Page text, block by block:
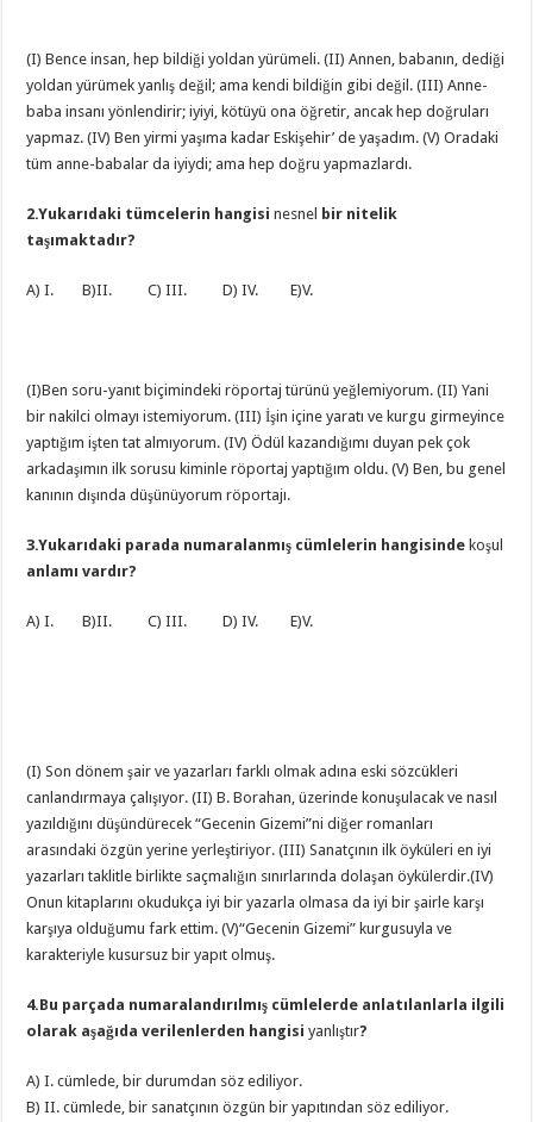
(I) Bence insan, hep bildiği yoldan yürümeli. (II) Annen, babanın, dediği
yoldan yürümek yanlış değil; ama kendi bildiğin gibi değil. (III) Anne-
baba insanı yönlendirir; iyiyi, kötüyü ona öğretir, ancak hep doğruları
yapmaz. (IV) Ben yirmi yaşıma kadar Eskişehir’ de yaşadım. (V) Oradaki
tüm anne-babalar da iyiydi; ama hep doğru yapmazlardı.
2.Yukarıdaki tümcelerin hangisinesnel bir nitelik
taşımaktadır?
A) I. B)II. C) III. D) IV. E)V.
(I)Ben soru-yanıt biçimindeki röportaj türünü yeğlemiyorum. (II) Yani
bir nakilci olmayı istemiyorum. (III) İşin içine yaratı ve kurgu girmeyince
yaptığım işten tat almıyorum. (IV) Ödül kazandığımı duyan pek çok
arkadaşımın ilk sorusu kiminle röportaj yaptığım oldu. (V) Ben, bu genel
kanının dışında düşünüyorum röportajı.
3.Yukarıdaki parada numaralanmış cümlelerin hangisinde koşul
anlamı vardır?
A) I. B)II. C) III. D) IV. E)V.
(I) Son dönem şair ve yazarları farklı olmak adına eski sözcükleri
canlandırmaya çalışıyor. (II) B. Borahan, üzerinde konuşulacak ve nasıl
yazıldığını düşündürecek “Gecenin Gizemi”ni diğer romanları
arasındaki özgün yerine yerleştiriyor. (III) Sanatçının ilk öyküleri en iyi
yazarları taklitle birlikte saçmalığın sınırlarında dolaşan öykülerdir.(IV)
Onun kitaplarını okudukça iyi bir yazarla olmasa da iyi bir şairle karşı
karşıya olduğumu fark ettim. (V)“Gecenin Gizemi” kurgusuyla ve
karakteriyle kusursuz bir yapıt olmuş.
4.Bu parçada numaralandırılmış cümlelerde anlatılanlarla ilgili
olarak aşağıda verilenlerden hangisiyanlıştır?
A) I. cümlede, bir durumdan söz ediliyor.
B) II. cümlede, bir sanatçının özgün bir yapıtından söz ediliyor.